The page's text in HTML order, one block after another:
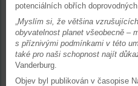
potenciálních obřích
„Myslím si, že většina
obyvatelnost planet všeobecně –
s příznivými podmínkami v této
také pro naši schopnost najít
Vanderburg.
Objev byl publikován v časopise